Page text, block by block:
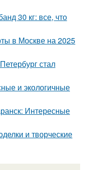
30 кг: все, что
в Москве на 2025
стал
и экологичные
Интересные
и творческие